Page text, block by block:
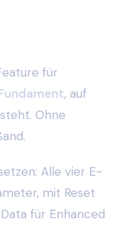
für
, auf
Ohne
Alle vier E-
mit Reset
für Enhanced